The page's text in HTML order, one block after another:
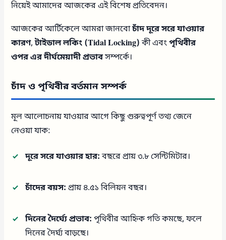
নিয়েই আমাদের আজকের এই বিশেষ প্রতিবেদন।
আজকের আর্টিকেলে আমরা জানবোচাঁদ দূরে সরে যাওয়ার
কারণ,টাইডাল লকিং (Tidal Locking)কী এবংপৃথিবীর
ওপর এর দীর্ঘমেয়াদী প্রভাবসম্পর্কে।
চাঁদ ও পৃথিবীর বর্তমান সম্পর্ক
মূল আলোচনায় যাওয়ার আগে কিছু গুরুত্বপূর্ণ তথ্য জেনে
নেওয়া যাক:
দূরে সরে যাওয়ার হার:বছরে প্রায় ৩.৮ সেন্টিমিটার।
চাঁদের বয়স: প্রায় ৪.৫১ বিলিয়ন বছর।
দিনের দৈর্ঘ্যে প্রভাব: পৃথিবীর আহ্নিক গতি কমছে, ফলে
দিনের দৈর্ঘ্য বাড়ছে।